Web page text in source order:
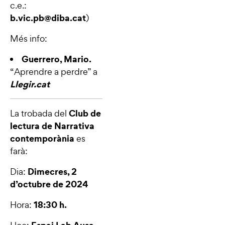
c.e.:
b.vic.pb@diba.cat)
Més info:
Guerrero, Mario.
“Aprendre a perdre” a
Llegir.cat
La trobada del Club de
lectura de Narrativa
contemporània es
farà:
Dia: Dimecres, 2
d’octubre de 2024
Hora: 18:30 h.